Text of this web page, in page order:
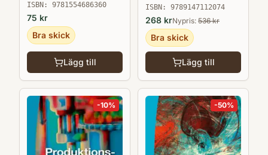
ISBN: 9781554686360
75 kr
Bra skick
Lägg till
ISBN: 9789147112074
268 krNypris: 536kr
Bra skick
Lägg till
-10% -50%